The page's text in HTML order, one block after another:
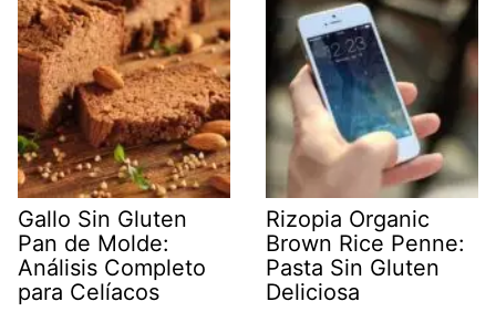
Gallo Sin Gluten
Pan de Molde:
Análisis Completo
para Celíacos
Rizopia Organic
Brown Rice Penne:
Pasta Sin Gluten
Deliciosa